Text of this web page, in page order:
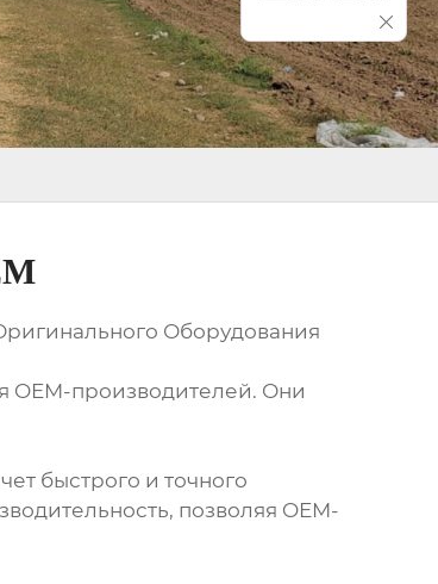
Оборудования
OEM-производителей. Они
быстрого и точного
позволяя OEM-